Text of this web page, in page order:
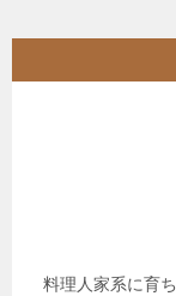
ビ
ゲ
料理人家系に育